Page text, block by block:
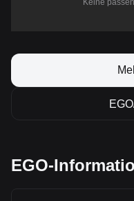
Keine
EGO-